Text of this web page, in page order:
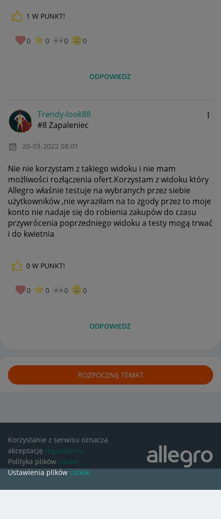
1 W PUNKT!
0 0 0 0
ODPOWIEDZ
Trendy-look88
#8 Zapaleniec
‎20-03-2022 08:01
Nie nie korzystam z takiego widoku i nie mam
możliwości rozłączenia ofert.Korzystam z widoku który
Allegro właśnie testuje na wybranych przez siebie
użytkowników ,nie wyraziłam na to zgody przez to moje
konto nie nadaje się do robienia zakupów do czasu
przywrócenia poprzedniego widoku a testy mogą trwać
i do kwietnia
0 W PUNKT!
0 0 0 0
ODPOWIEDZ
ROZPOCZNIJ TEMAT
Korzystanie z serwisu oznacza
akceptację regulaminu
Polityka plików cookie
Ustawienia plików cookie